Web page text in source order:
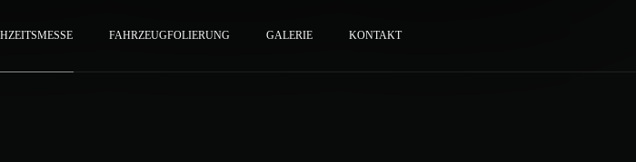
FAHRZEUGFOLIERUNG GALERIE KONTAKT